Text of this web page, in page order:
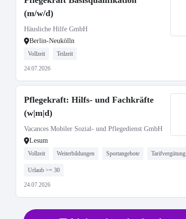
(m/w/d)
Häusliche Hilfe GmbH
Berlin-Neukölln
Vollzeit Teilzeit
24.07.2026
Pflegekraft: Hilfs- und Fachkräfte
(w|m|d)
Vacances Mobiler Sozial- und Pflegedienst GmbH
Lesum
Vollzeit Weiterbildungen Sportangebote Tarifvergütung
Urlaub >= 30
24.07.2026